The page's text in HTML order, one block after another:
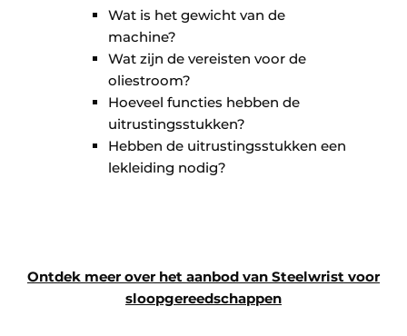
Wat is het gewicht van de
machine?
Wat zijn de vereisten voor de
oliestroom?
Hoeveel functies hebben de
uitrustingsstukken?
Hebben de uitrustingsstukken een
lekleiding nodig?
Ontdek meer over het aanbod van Steelwrist voor
sloopgereedschappen